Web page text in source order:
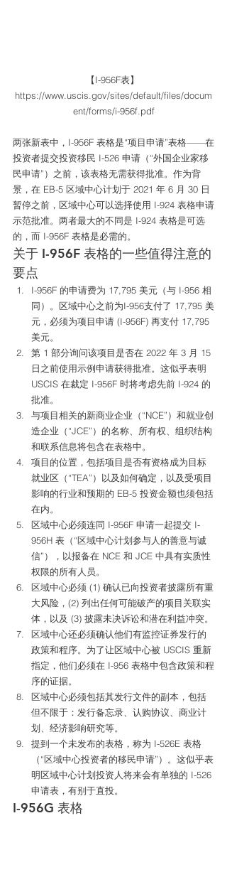
【I-956F表】
https://www.uscis.gov/sites/default/files/docum
ent/forms/i-956f.pdf
两张新表中，I-956F 表格是“项目申请”表格——在
投资者提交投资移民 I-526 申请（“外国企业家移
民申请”）之前，该表格无需获得批准。作为背
景，在 EB-5 区域中心计划于 2021 年 6 月 30 日
暂停之前，区域中心可以选择使用 I-924 表格申请
示范批准。两者最大的不同是 I-924 表格是可选
的，而 I-956F 表格是必需的。
关于 I-956F 表格的一些值得注意的
要点
I-956F 的申请费为 17,795 美元（与 I-956 相
同）。区域中心之前为I-956支付了 17,795 美
元，必须为项目申请 (I-956F) 再支付 17,795
美元。
第 1 部分询问该项目是否在 2022 年 3 月 15
日之前使用示例申请获得批准。这似乎表明
USCIS 在裁定 I-956F 时将考虑先前 I-924 的
批准。
与项目相关的新商业企业（“NCE”）和就业创
造企业（“JCE”）的名称、所有权、组织结构
和联系信息将包含在表格中。
项目的位置，包括项目是否有资格成为目标
就业区（“TEA”）以及如何确定，以及受项目
影响的行业和预期的 EB-5 投资金额也须包括
在内。
区域中心必须连同 I-956F 申请一起提交 I-
956H 表（“区域中心计划参与人的善意与诚
信”），以报备在 NCE 和 JCE 中具有实质性
权限的所有人员。
区域中心必须 (1) 确认已向投资者披露所有重
大风险，(2) 列出任何可能破产的项目关联实
体，以及 (3) 披露未决诉讼和潜在利益冲突。
区域中心还必须确认他们有监控证券发行的
政策和程序。为了让区域中心被 USCIS 重新
指定，他们必须在 I-956 表格中包含政策和程
序的证据。
区域中心必须包括其发行文件的副本，包括
但不限于：发行备忘录、认购协议、商业计
划、经济影响研究等。
提到一个未发布的表格，称为 I-526E 表格
（“区域中心投资者的移民申请”）。这似乎表
明区域中心计划投资人将来会有单独的 I-526
申请表，有别于直投。
I-956G 表格